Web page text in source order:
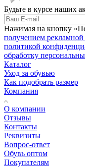
Будьте в курсе наших
Нажимая на кнопку
получением рекламной
политикой
обработку
Каталог
Уход за обувью
Как подобрать размер
Компания
О компании
Отзывы
Контакты
Реквизиты
Вопрос-ответ
Обувь оптом
Покупателям